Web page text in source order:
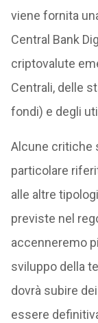
viene fornita
Central Bank
criptovalute
Centrali, delle
fondi) e degli
Alcune critiche
particolare
alle altre
previste nel
accenneremo
sviluppo della
dovrà subire
essere